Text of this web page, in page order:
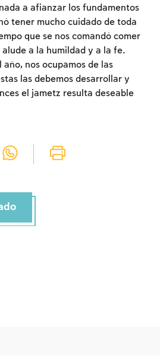
a afianzar los fundamentos
tener mucho cuidado de toda
que se nos comandó comer
a la humildad y a la fe.
nos ocupamos de las
las debemos desarrollar y
el jametz resulta deseable